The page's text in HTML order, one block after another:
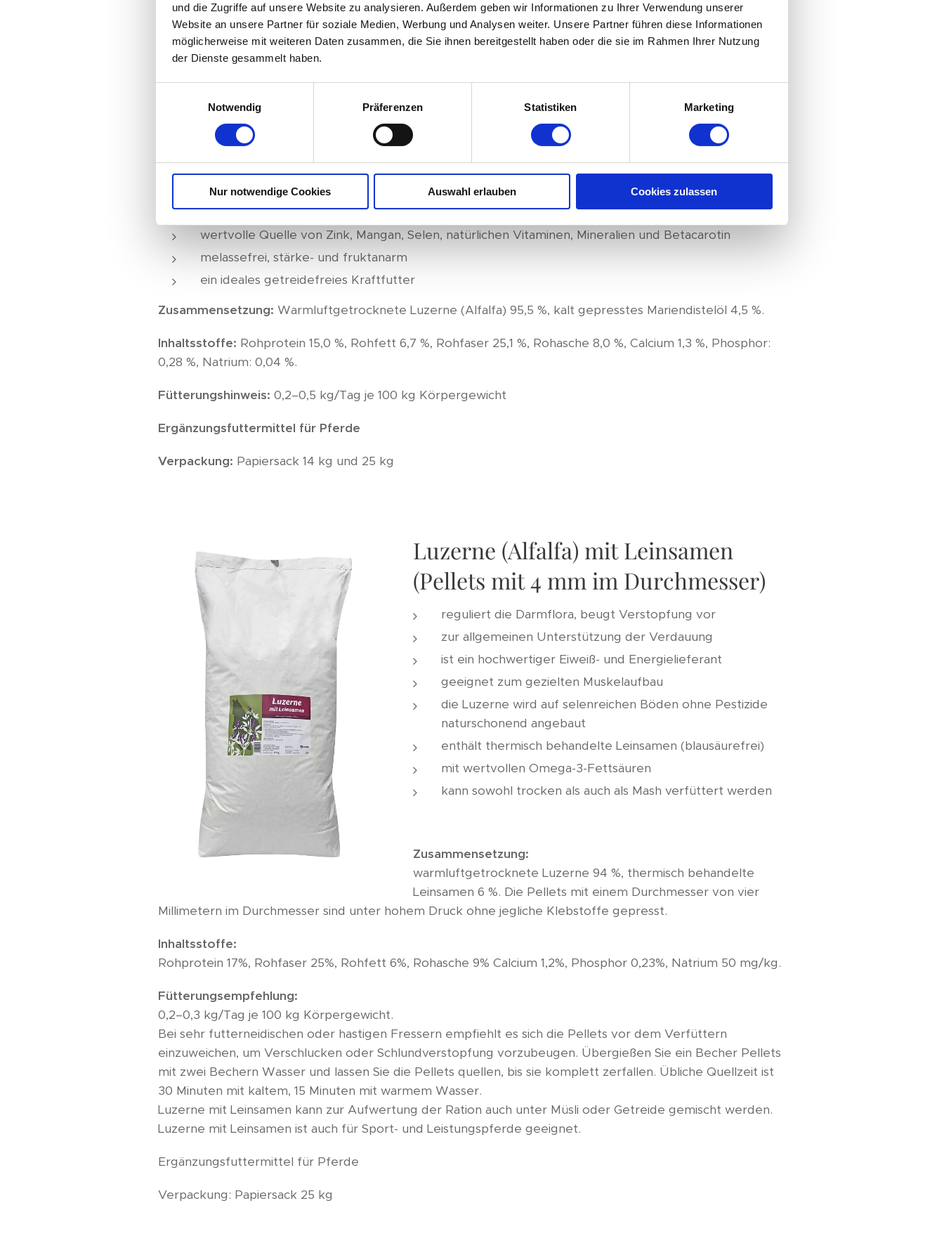
und die Zugriffe auf unsere Website zu analysieren. Außerdem geben wir Informationen zu Ihrer Verwendung unserer
Website an unsere Partner für soziale Medien, Werbung und Analysen weiter. Unsere Partner führen diese Informationen
möglicherweise mit weiteren Daten zusammen, die Sie ihnen bereitgestellt haben oder die sie im Rahmen Ihrer Nutzung
der Dienste gesammelt haben.
Notwendig
Präferenzen Statistiken Marketing
Nur notwendige Cookies Auswahl erlauben Cookies zulassen
mittels Futterautomaten oder eingeweicht als Mash verfüttert werden. Im Produkt enthaltenes kalt
gepresstes Mariendistelöl unterstützt die Leberfunktion, sorgt für eine gesunde Verdauung und fördert die
Widerstandsfähigkeit der Haut. Unsere Luzerne wird auf selenreichen Böden angebaut und in
Trocknungsanlagen schonend bearbeitet.
Luzerne mit Mariendistelöl:
4 mm-Pellets sind zur Trockenfütterung, auch mittels Futterautomaten, geeignet
4,5 % Mariendistelöl trägt zur einwandfreien Leberfunktion bei
ein hochwertiger Eiweiß- und Energielieferant, fördert den Muskelaufbau
für eine gesunde, ausgewogene Darmflora und widerstandsfähige Haut
wertvolle Quelle von Zink, Mangan, Selen, natürlichen Vitaminen, Mineralien und Betacarotin
melassefrei, stärke- und fruktanarm
ein ideales getreidefreies Kraftfutter
Zusammensetzung: Warmluftgetrocknete Luzerne (Alfalfa) 95,5 %, kalt gepresstes Mariendistelöl 4,5 %.
Inhaltsstoffe: Rohprotein 15,0 %, Rohfett 6,7 %, Rohfaser 25,1 %, Rohasche 8,0 %, Calcium 1,3 %, Phosphor:
0,28 %, Natrium: 0,04 %.
Fütterungshinweis: 0,2–0,5 kg/Tag je 100 kg Körpergewicht
Ergänzungsfuttermittel für Pferde
Verpackung: Papiersack 14 kg und 25 kg
Luzerne (Alfalfa) mit Leinsamen
(Pellets mit 4 mm im Durchmesser)
reguliert die Darmflora, beugt Verstopfung vor
zur allgemeinen Unterstützung der Verdauung
ist ein hochwertiger Eiweiß- und Energielieferant
geeignet zum gezielten Muskelaufbau
die Luzerne wird auf selenreichen Böden ohne Pestizide
naturschonend angebaut
enthält thermisch behandelte Leinsamen (blausäurefrei)
mit wertvollen Omega-3-Fettsäuren
kann sowohl trocken als auch als Mash verfüttert werden
Zusammensetzung:
warmluftgetrocknete Luzerne 94 %, thermisch behandelte
Leinsamen 6 %. Die Pellets mit einem Durchmesser von vier
Millimetern im Durchmesser sind unter hohem Druck ohne jegliche Klebstoffe gepresst.
Inhaltsstoffe:
Rohprotein 17%, Rohfaser 25%, Rohfett 6%, Rohasche 9% Calcium 1,2%, Phosphor 0,23%, Natrium 50 mg/kg.
Fütterungsempfehlung:
0,2–0,3 kg/Tag je 100 kg Körpergewicht.
Bei sehr futterneidischen oder hastigen Fressern empfiehlt es sich die Pellets vor dem Verfüttern
einzuweichen, um Verschlucken oder Schlundverstopfung vorzubeugen. Übergießen Sie ein Becher Pellets
mit zwei Bechern Wasser und lassen Sie die Pellets quellen, bis sie komplett zerfallen. Übliche Quellzeit ist
30 Minuten mit kaltem, 15 Minuten mit warmem Wasser.
Luzerne mit Leinsamen kann zur Aufwertung der Ration auch unter Müsli oder Getreide gemischt werden.
Luzerne mit Leinsamen ist auch für Sport- und Leistungspferde geeignet.
Ergänzungsfuttermittel für Pferde
Verpackung: Papiersack 25 kg